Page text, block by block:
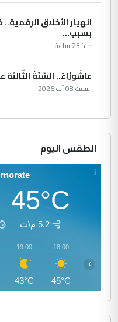
انهيار الأخلاق
بسبب...
منذ 23 ساعة
عاشُورْاءُ.. السّنَةُ
السبت 08 آب 2026
الطقس اليوم
45°C
5.2 م\ث
18:00
45°C
19:00
43°C
›